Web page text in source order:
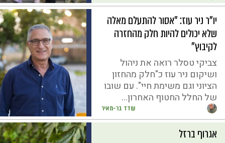
עודד בר-מאיר
יו"ר ניר עוז: "אסור להתעלם מאלה
שלא יכולים להיות חלק מהחזרה
לקיבוץ"
צביקי טסלר רואה את ניהול
ושיקום ניר עוז כ"חלק מהחזון
הציוני וגם משימת חיי". עם שובו
של החלל החטוף האחרון...
אגרוף ברזל